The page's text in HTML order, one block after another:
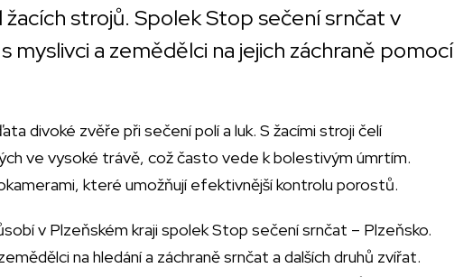
žacích strojů. Spolek Stop sečení srnčat v
myslivci a zemědělci na jejich záchraně pomocí
divoké zvěře při sečení polí a luk. S žacími stroji čelí
ve vysoké trávě, což často vede k bolestivým úmrtím.
které umožňují efektivnější kontrolu porostů.
v Plzeňském kraji spolek Stop sečení srnčat – Plzeňsko.
na hledání a záchraně srnčat a dalších druhů zvířat.